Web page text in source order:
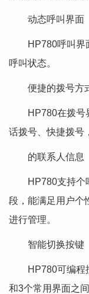
动态呼叫界面
HP780呼叫界面
呼叫状态。
便捷的拨号方
HP780在拨号界
话拨号、快捷拨号
的联系人信息
HP780支持个呼
段，能满足用户个
进行管理。
智能切换按键
HP780可编程按
和3个常用界面之